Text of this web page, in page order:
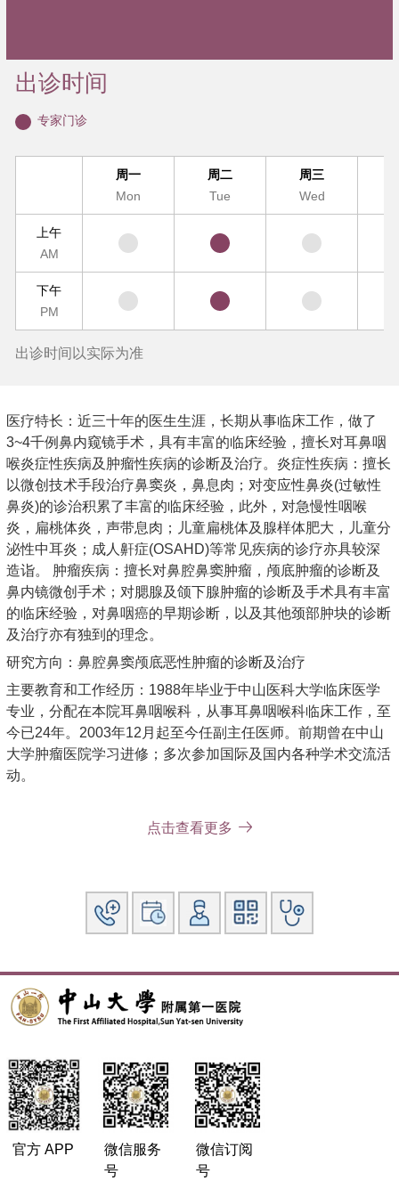
出诊时间
专家门诊
周一
Mon
周二
Tue
周三
Wed
上午
AM
下午
PM
出诊时间以实际为准
医疗特长：近三十年的医生生涯，长期从事临床工作，做了
3~4千例鼻内窥镜手术，具有丰富的临床经验，擅长对耳鼻咽
喉炎症性疾病及肿瘤性疾病的诊断及治疗。炎症性疾病：擅长
以微创技术手段治疗鼻窦炎，鼻息肉；对变应性鼻炎(过敏性
鼻炎)的诊治积累了丰富的临床经验，此外，对急慢性咽喉
炎，扁桃体炎，声带息肉；儿童扁桃体及腺样体肥大，儿童分
泌性中耳炎；成人鼾症(OSAHD)等常见疾病的诊疗亦具较深
造诣。 肿瘤疾病：擅长对鼻腔鼻窦肿瘤，颅底肿瘤的诊断及
鼻内镜微创手术；对腮腺及颌下腺肿瘤的诊断及手术具有丰富
的临床经验，对鼻咽癌的早期诊断，以及其他颈部肿块的诊断
及治疗亦有独到的理念。
研究方向：鼻腔鼻窦颅底恶性肿瘤的诊断及治疗
主要教育和工作经历：1988年毕业于中山医科大学临床医学
专业，分配在本院耳鼻咽喉科，从事耳鼻咽喉科临床工作，至
今已24年。2003年12月起至今任副主任医师。前期曾在中山
大学肿瘤医院学习进修；多次参加国际及国内各种学术交流活
动。
点击查看更多
官方 APP
微信服务
号
微信订阅
号